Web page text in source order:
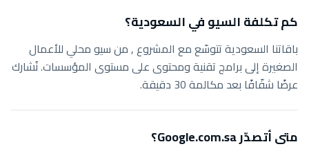
كم تكلفة السيو في السعودية؟
باقاتنا السعودية تتوسّع مع المشروع , من سيو محلي للأعمال
الصغيرة إلى برامج تقنية ومحتوى على مستوى المؤسسات. نُشارك
عرضًا شفّافًا بعد مكالمة 30 دقيقة.
متى أتصدّر Google.com.sa؟